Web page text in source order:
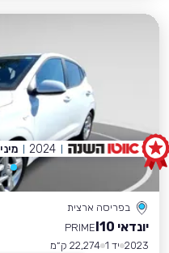
בפריסה ארצית
יונדאי I10
PRIME
2023 יד 1
22,274 ק״מ
2024 מיני